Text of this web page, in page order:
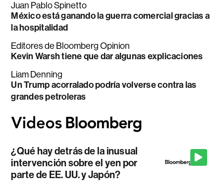
Juan Pablo Spinetto
México está ganando la guerra comercial gracias a
la hospitalidad
Editores de Bloomberg Opinion
Kevin Warsh tiene que dar algunas explicaciones
Liam Denning
Un Trump acorralado podría volverse contra las
grandes petroleras
¿Qué hay detrás de la inusual
intervención sobre el yen por
parte de EE. UU. y Japón?